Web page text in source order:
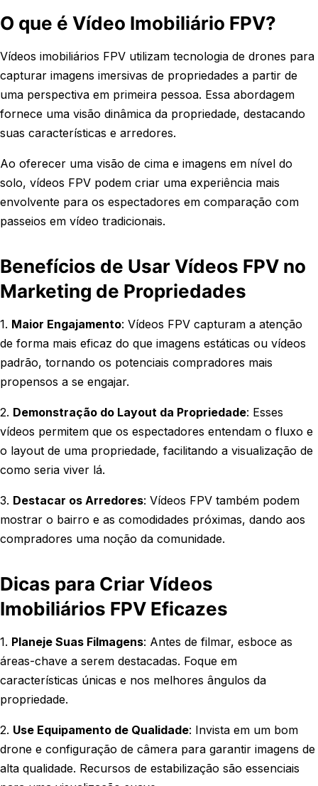
O que é Vídeo Imobiliário FPV?
Vídeos imobiliários FPV utilizam tecnologia de drones para
capturar imagens imersivas de propriedades a partir de
uma perspectiva em primeira pessoa. Essa abordagem
fornece uma visão dinâmica da propriedade, destacando
suas características e arredores.
Ao oferecer uma visão de cima e imagens em nível do
solo, vídeos FPV podem criar uma experiência mais
envolvente para os espectadores em comparação com
passeios em vídeo tradicionais.
Benefícios de Usar Vídeos FPV no
Marketing de Propriedades
1. Maior Engajamento: Vídeos FPV capturam a atenção
de forma mais eficaz do que imagens estáticas ou vídeos
padrão, tornando os potenciais compradores mais
propensos a se engajar.
2. Demonstração do Layout da Propriedade: Esses
vídeos permitem que os espectadores entendam o fluxo e
o layout de uma propriedade, facilitando a visualização de
como seria viver lá.
3. Destacar os Arredores: Vídeos FPV também podem
mostrar o bairro e as comodidades próximas, dando aos
compradores uma noção da comunidade.
Dicas para Criar Vídeos
Imobiliários FPV Eficazes
1. Planeje Suas Filmagens: Antes de filmar, esboce as
áreas-chave a serem destacadas. Foque em
características únicas e nos melhores ângulos da
propriedade.
2. Use Equipamento de Qualidade: Invista em um bom
drone e configuração de câmera para garantir imagens de
alta qualidade. Recursos de estabilização são essenciais